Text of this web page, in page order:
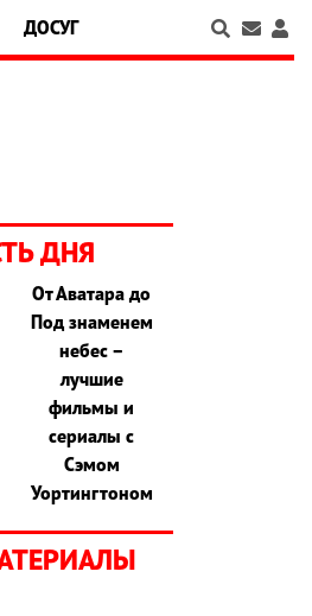
ДОСУГ
ДНЯ
От Аватара до
Под знаменем
небес –
лучшие
фильмы и
сериалы с
Сэмом
Уортингтоном